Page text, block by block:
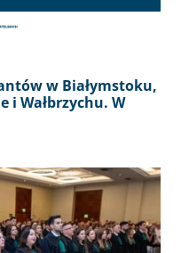
w Białymstoku,
i Wałbrzychu. W